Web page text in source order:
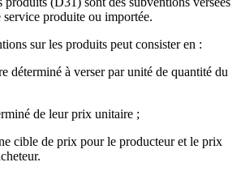
produite ou importée.
sur les produits peut consister en :
déterminé à verser par unité de quantité du
de leur prix unitaire ;
cible de prix pour le producteur et le prix